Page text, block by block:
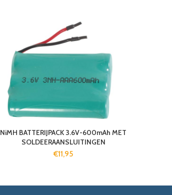
NiMH BATTERIJPACK 3.6V-600mAh MET
SOLDEERAANSLUITINGEN
€11,95